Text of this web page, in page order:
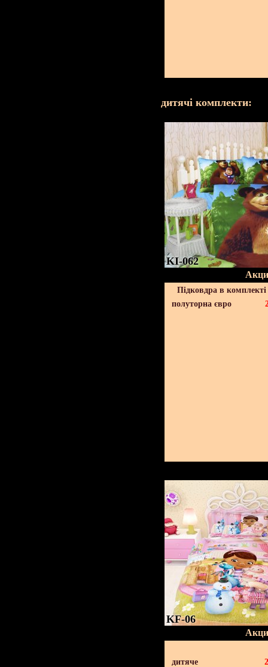
дитячі комплекти:
KI-062
Підковдра в
полуторна євро
KF-06
дитяче